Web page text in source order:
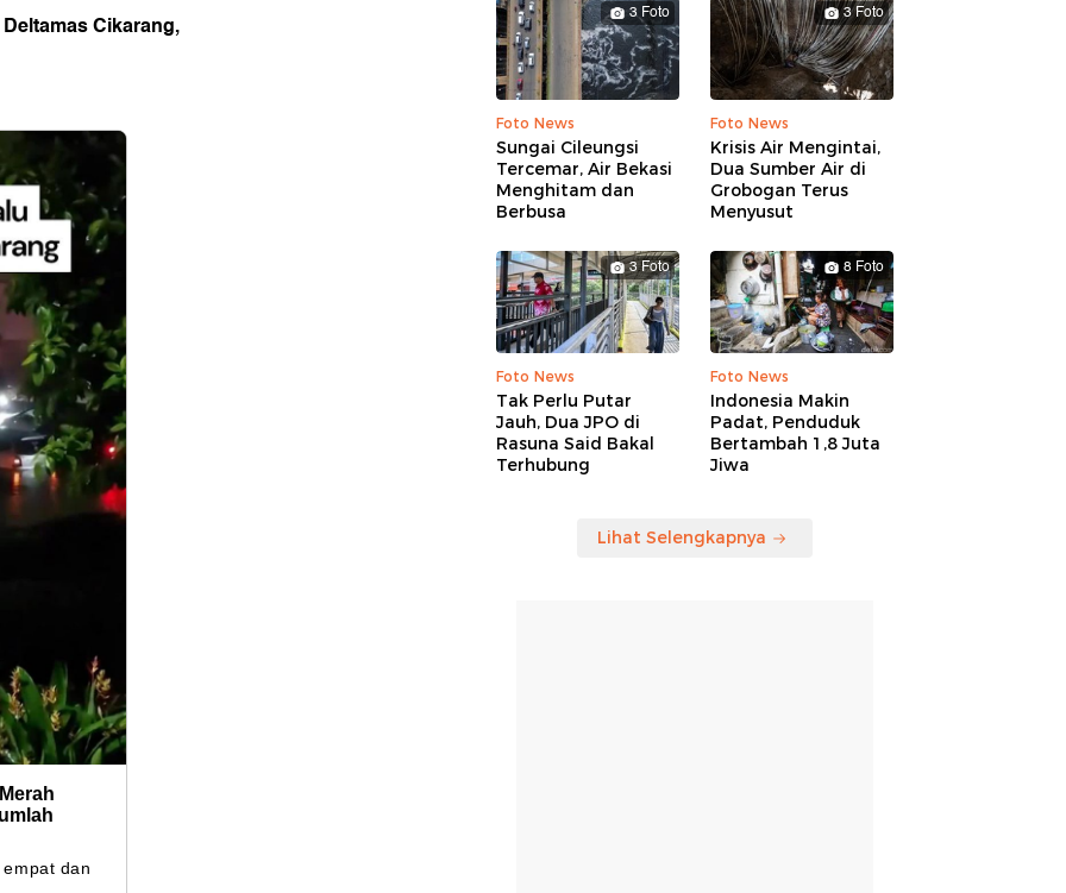
Cikarang,
3 Foto
Foto News
Sungai Cileungsi
Tercemar, Air Bekasi
Menghitam dan
Berbusa
3 Foto
Foto News
Krisis Air Mengintai,
Dua Sumber Air di
Grobogan Terus
Menyusut
3 Foto
Foto News
Tak Perlu Putar
Jauh, Dua JPO di
Rasuna Said Bakal
Terhubung
8 Foto
Foto News
Indonesia Makin
Padat, Penduduk
Bertambah 1,8 Juta
Jiwa
Lihat Selengkapnya